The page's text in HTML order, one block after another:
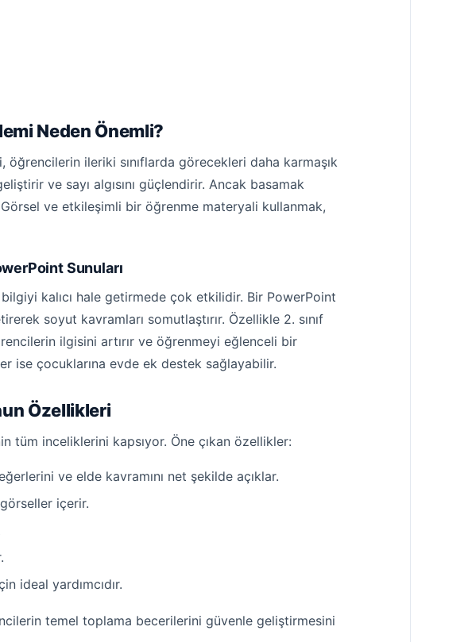
Neden Önemli?
ileriki sınıflarda görecekleri daha karmaşık
ve sayı algısını güçlendirir. Ancak basamak
ve etkileşimli bir öğrenme materyali kullanmak,
Sunuları
kalıcı hale getirmede çok etkilidir. Bir PowerPoint
soyut kavramları somutlaştırır. Özellikle 2. sınıf
ilgisini artırır ve öğrenmeyi eğlenceli bir
ise çocuklarına evde ek destek sağlayabilir.
Özellikleri
tüm inceliklerini kapsıyor. Öne çıkan özellikler:
ve elde kavramını net şekilde açıklar.
içerir.
ideal yardımcıdır.
temel toplama becerilerini güvenle geliştirmesini